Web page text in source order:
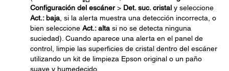
Configuración del escáner> Det. suc. cristal y seleccione
Act.: baja , si la alerta muestra una detección incorrecta, o
bien seleccione Act.: alta si no se detecta ninguna
suciedad). Cuando aparece una alerta en el panel de
control, limpie las superficies de cristal dentro del escáner
utilizando un kit de limpieza Epson original o un paño
suave y humedecido.